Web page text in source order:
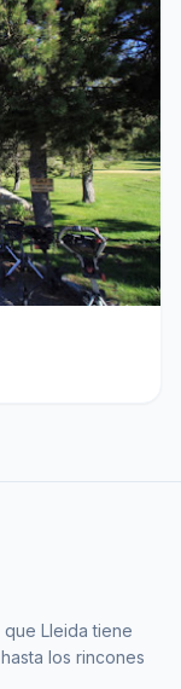
Lleida tiene
los rincones